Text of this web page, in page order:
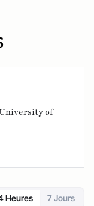
of
Heures 7 Jours